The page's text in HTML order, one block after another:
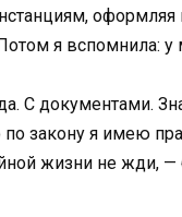
я вспомнила:
С документами.
по закону я имею
жизни не жди, —